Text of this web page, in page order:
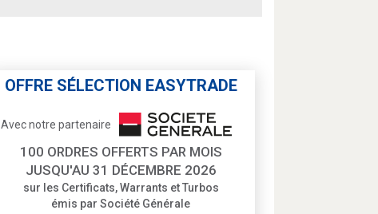
OFFRE SÉLECTION EASYTRADE
Avec notre partenaire
100 ORDRES OFFERTS PAR MOIS
JUSQU'AU 31 DÉCEMBRE 2026
sur les Certificats, Warrants et Turbos
émis par Société Générale